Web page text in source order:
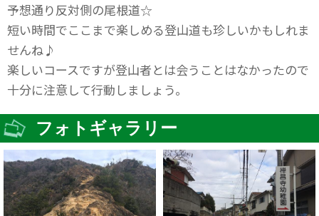
予想通り反対側の尾根道☆
短い時間でここまで楽しめる登山道も珍しいかもしれま
せんね♪
楽しいコースですが登山者とは会うことはなかったので
十分に注意して行動しましょう。
フォトギャラリー